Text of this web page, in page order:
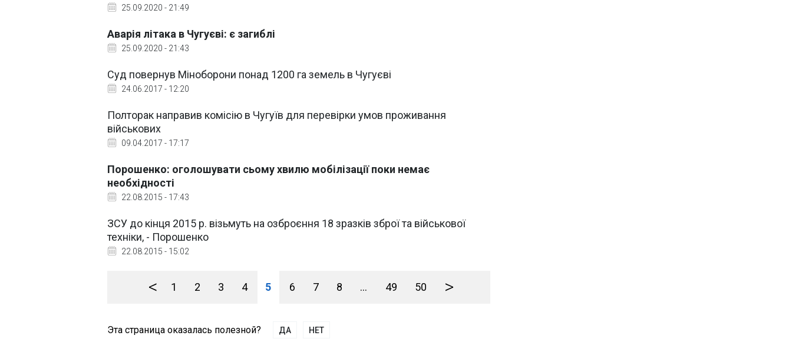
25.09.2020 - 21:49
Аварія літака в Чугуєві: є загиблі
25.09.2020 - 21:43
Суд повернув Міноборони понад 1200 га земель в Чугуєві
24.06.2017 - 12:20
Полторак направив комісію в Чугуїв для перевірки умов проживання
військових
09.04.2017 - 17:17
Порошенко: оголошувати сьому хвилю мобілізації поки немає
необхідності
22.08.2015 - 17:43
ЗСУ до кінця 2015 р. візьмуть на озброєння 18 зразків зброї та військової
техніки, - Порошенко
22.08.2015 - 15:02
< 1 2 3 4 5 6 7 8 ... 49 50 >
Эта страница оказалась полезной? ДА НЕТ